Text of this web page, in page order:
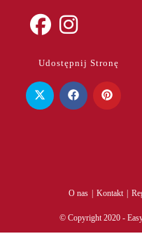
a
new
in
a
new
Udostępnij Stronę
O nas Kontakt
© Copyright 2020 -